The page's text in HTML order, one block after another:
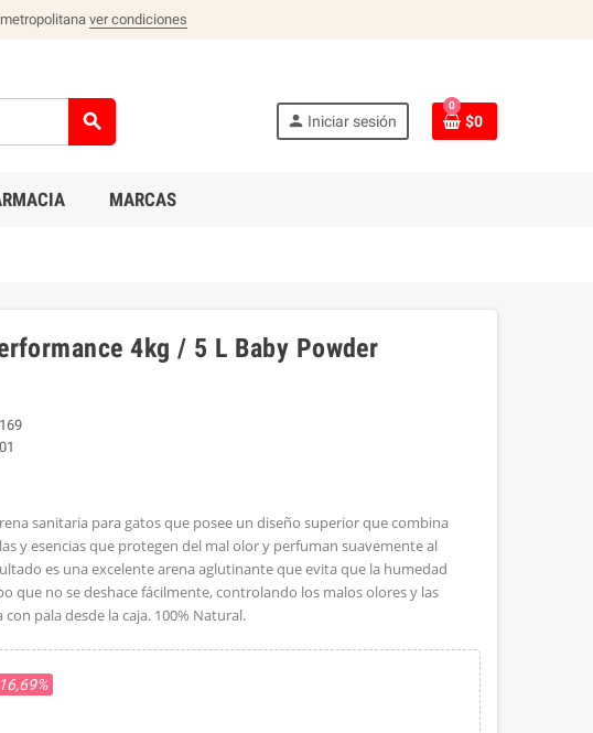
ver condiciones
search person Iniciar sesión
0
$0
MARCAS
4kg / 5 L Baby Powder
sanitaria para gatos que posee un diseño superior que combina
y esencias que protegen del mal olor y perfuman suavemente al
es una excelente arena aglutinante que evita que la humedad
que no se deshace fácilmente, controlando los malos olores y las
pala desde la caja. 100% Natural.